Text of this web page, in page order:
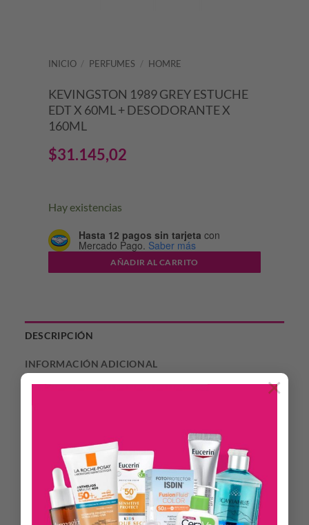
×
INICIO / PERFUMES / HOMRE
KEVINGSTON 1989 GREY ESTUCHE
EDT X 60ML + DESODORANTE X
160ML
$31.145,02
Hay existencias
Hasta 12 pagos sin tarjeta con
Mercado Pago. Saber más
AÑADIR AL CARRITO
DESCRIPCIÓN
INFORMACIÓN ADICIONAL
Fougere – Amaderado – Ambarado
Salida: Pomelo – Cardamomo – Notas Marinas.
Cuerpo: Geranio – Lavanda.